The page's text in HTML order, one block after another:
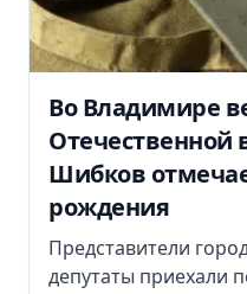
Во Владимире
Отечественной
Шибков
рождения
Представители
депутаты приехали